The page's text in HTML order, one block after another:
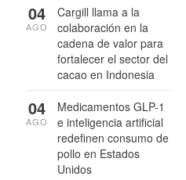
Cargill llama a la
colaboración en la
cadena de valor para
fortalecer el sector del
cacao en Indonesia
04
AGO
Medicamentos GLP-1
e inteligencia artificial
redefinen consumo de
pollo en Estados
Unidos
04
AGO